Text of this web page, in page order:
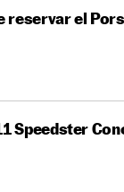
reservar el
Speedster